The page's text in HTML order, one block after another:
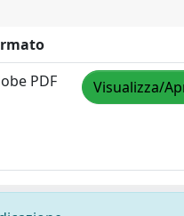
PDF Visualizza/